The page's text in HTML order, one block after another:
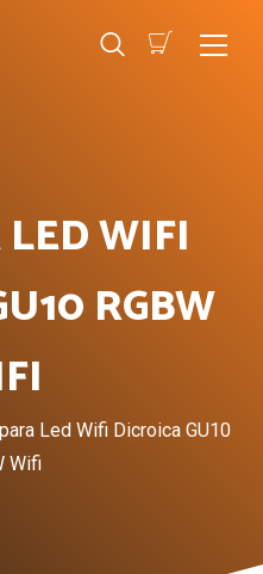
WIFI
RGBW
Led Wifi Dicroica GU10
Wifi